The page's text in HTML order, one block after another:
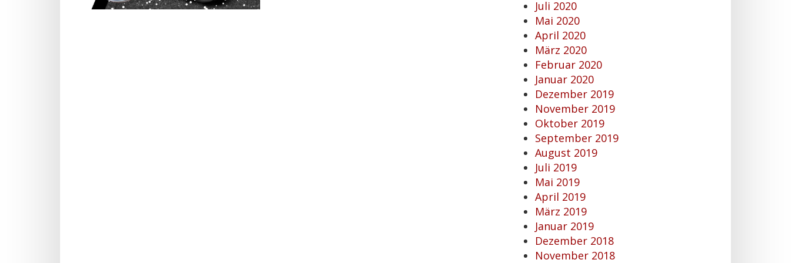
Juli 2020
Mai 2020
April 2020
März 2020
Februar 2020
Januar 2020
Dezember 2019
November 2019
Oktober 2019
September 2019
August 2019
Juli 2019
Mai 2019
April 2019
März 2019
Januar 2019
Dezember 2018
November 2018